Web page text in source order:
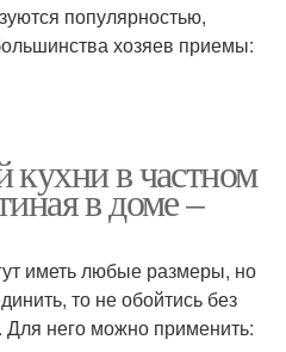
популярностью,
хозяев приемы:
кухни в частном
в доме –
иметь любые размеры, но
то не обойтись без
Для него можно применить: